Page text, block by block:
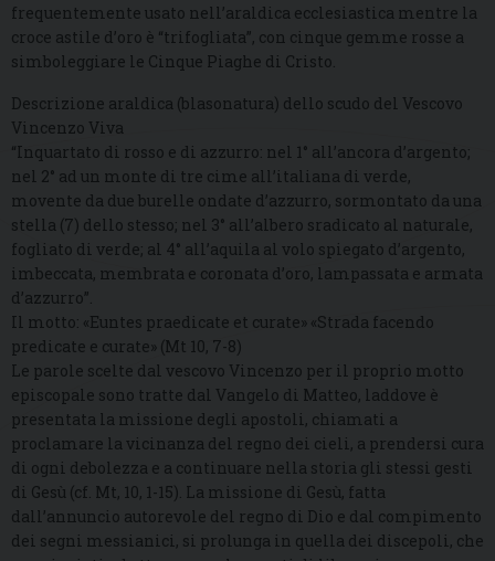
frequentemente usato nell’araldica ecclesiastica mentre la
croce astile d’oro è “trifogliata”, con cinque gemme rosse a
simboleggiare le Cinque Piaghe di Cristo.
Descrizione araldica (blasonatura) dello scudo del Vescovo
Vincenzo Viva
“Inquartato di rosso e di azzurro: nel 1° all’ancora d’argento;
nel 2° ad un monte di tre cime all’italiana di verde,
movente da due burelle ondate d’azzurro, sormontato da una
stella (7) dello stesso; nel 3° all’albero sradicato al naturale,
fogliato di verde; al 4° all’aquila al volo spiegato d’argento,
imbeccata, membrata e coronata d’oro, lampassata e armata
d’azzurro”.
Il motto: «Euntes praedicate et curate» «Strada facendo
predicate e curate» (Mt 10, 7-8)
Le parole scelte dal vescovo Vincenzo per il proprio motto
episcopale sono tratte dal Vangelo di Matteo, laddove è
presentata la missione degli apostoli, chiamati a
proclamare la vicinanza del regno dei cieli, a prendersi cura
di ogni debolezza e a continuare nella storia gli stessi gesti
di Gesù (cf. Mt, 10, 1-15). La missione di Gesù, fatta
dall’annuncio autorevole del regno di Dio e dal compimento
dei segni messianici, si prolunga in quella dei discepoli, che